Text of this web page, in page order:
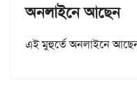
অনলাইনে আছেন
এই মুহুর্তে অনলাইনে